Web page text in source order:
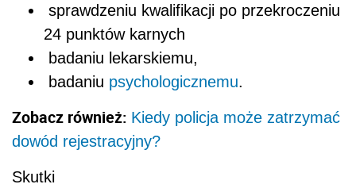
sprawdzeniu kwalifikacji po przekroczeniu
24 punktów karnych
badaniu lekarskiemu,
badaniu psychologicznemu.
Zobacz również: Kiedy policja może zatrzymać
dowód rejestracyjny?
Skutki